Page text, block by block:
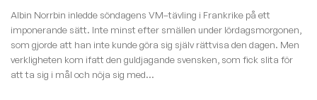
Albin Norrbin inledde söndagens VM–tävling i Frankrike på ett
imponerande sätt. Inte minst efter smällen under lördagsmorgonen,
som gjorde att han inte kunde göra sig själv rättvisa den dagen. Men
verkligheten kom ifatt den guldjagande svensken, som fick slita för
att ta sig i mål och nöja sig med...